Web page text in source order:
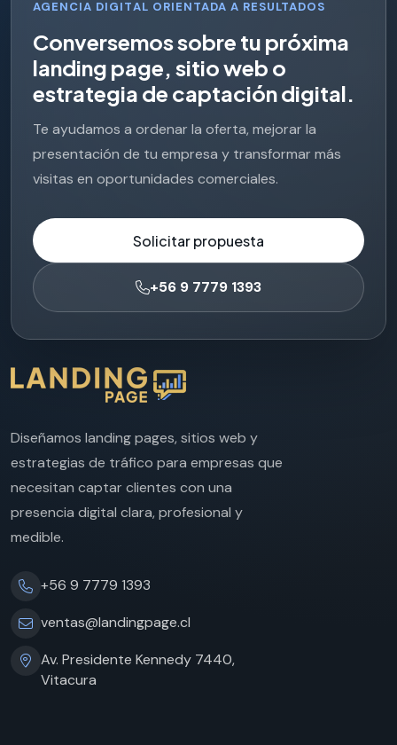
AGENCIA DIGITAL ORIENTADA A RESULTADOS
Conversemossobre tu próxima
landing page, sitioweb o
estrategia de captacióndigital.
Te ayudamos a ordenar la oferta, mejorar la
presentación de tu empresa y transformar más
visitas en oportunidades comerciales.
Solicitar propuesta
+56 9 7779 1393
Diseñamos landing pages, sitios web y
estrategias de tráfico para empresas que
necesitan captar clientes con una
presencia digital clara, profesional y
medible.
+56 9 7779 1393
ventas@landingpage.cl
Av. Presidente Kennedy 7440,
Vitacura